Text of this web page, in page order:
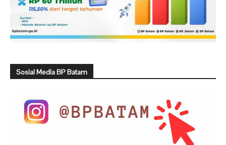
Sosial Media BP Batam